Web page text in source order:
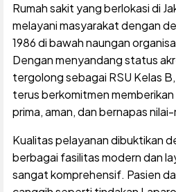
Rumah sakit yang berlokasi di
melayani masyarakat dengan
1986 di bawah naungan
Dengan menyandang status
tergolong sebagai RSU Kelas
terus berkomitmen
prima, aman, dan bernapas nilai-
Kualitas pelayanan dibuktikan
berbagai fasilitas modern dan
sangat komprehensif. Pasien